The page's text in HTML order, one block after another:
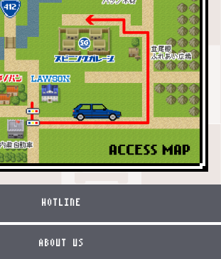
HOTLINE
ABOUT US